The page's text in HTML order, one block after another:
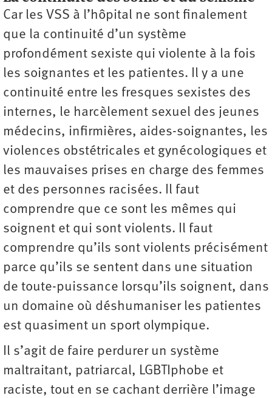
Car les VSS à l’hôpital ne sont finalement
que la continuité d’un système
profondément sexiste qui violente à la fois
les soignantes et les patientes. Il y a une
continuité entre les fresques sexistes des
internes, le harcèlement sexuel des jeunes
médecins, infirmières, aides-soignantes, les
violences obstétricales et gynécologiques et
les mauvaises prises en charge des femmes
et des personnes racisées. Il faut
comprendre que ce sont les mêmes qui
soignent et qui sont violents. Il faut
comprendre qu’ils sont violents précisément
parce qu’ils se sentent dans une situation
de toute-puissance lorsqu’ils soignent, dans
un domaine où déshumaniser les patientes
est quasiment un sport olympique.
Il s’agit de faire perdurer un système
maltraitant, patriarcal, LGBTIphobe et
raciste, tout en se cachant derrière l’image